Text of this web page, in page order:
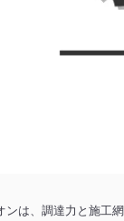
ンは、調達力と施工